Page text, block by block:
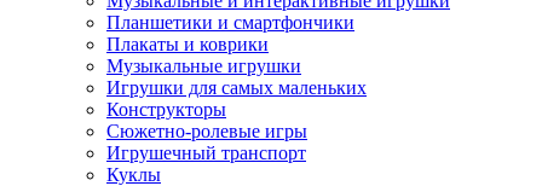
Планшетики и смартфончики
Плакаты и коврики
Музыкальные игрушки
Игрушки для самых маленьких
Конструкторы
Сюжетно-ролевые игры
Игрушечный транспорт
Куклы